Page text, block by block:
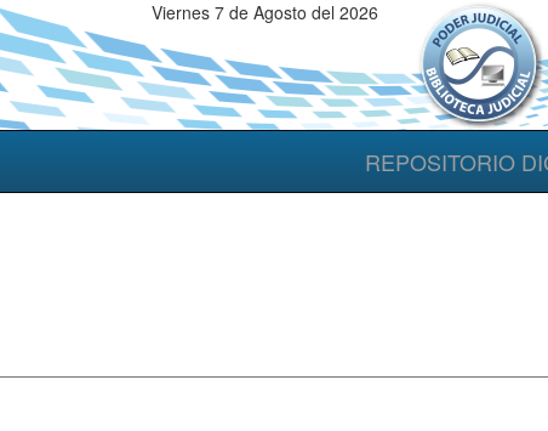
Viernes 7 de Agosto del 2026
REPOSITORIO